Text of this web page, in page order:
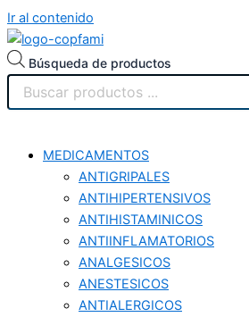
Ir al contenido
Búsqueda de productos
MEDICAMENTOS
ANTIGRIPALES
ANTIHIPERTENSIVOS
ANTIHISTAMINICOS
ANTIINFLAMATORIOS
ANALGESICOS
ANESTESICOS
ANTIALERGICOS